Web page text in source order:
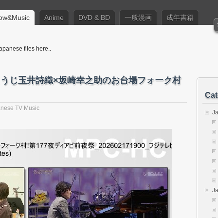
Anime DVD & BD 一般漫画 成年書籍
files here..
じ玉井詩織×坂崎幸之助のお台場フォーク村
TV Music